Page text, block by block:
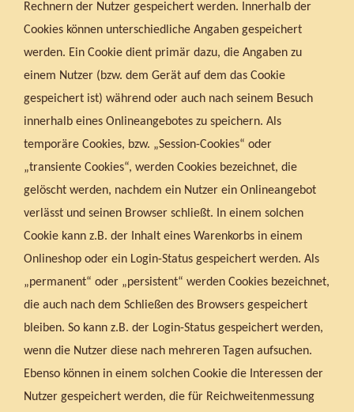
Rechnern der Nutzer gespeichert werden. Innerhalb der
Cookies können unterschiedliche Angaben gespeichert
werden. Ein Cookie dient primär dazu, die Angaben zu
einem Nutzer (bzw. dem Gerät auf dem das Cookie
gespeichert ist) während oder auch nach seinem Besuch
innerhalb eines Onlineangebotes zu speichern. Als
temporäre Cookies, bzw. „Session-Cookies“ oder
„transiente Cookies“, werden Cookies bezeichnet, die
gelöscht werden, nachdem ein Nutzer ein Onlineangebot
verlässt und seinen Browser schließt. In einem solchen
Cookie kann z.B. der Inhalt eines Warenkorbs in einem
Onlineshop oder ein Login-Status gespeichert werden. Als
„permanent“ oder „persistent“ werden Cookies bezeichnet,
die auch nach dem Schließen des Browsers gespeichert
bleiben. So kann z.B. der Login-Status gespeichert werden,
wenn die Nutzer diese nach mehreren Tagen aufsuchen.
Ebenso können in einem solchen Cookie die Interessen der
Nutzer gespeichert werden, die für Reichweitenmessung